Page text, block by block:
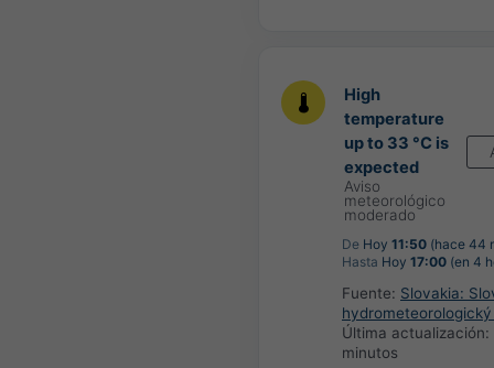
High
temperature
up to 33 °C is
expected
Aviso
meteorológico
moderado
De Hoy 11:50 (hace 44
Hasta Hoy 17:00 (en 4
Fuente: Slovakia:
Última actualización:
minutos